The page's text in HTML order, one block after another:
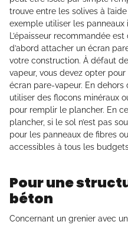
trouve entre les solives à
exemple utiliser les panneaux
L’épaisseur recommandée
d’abord attacher un écran
votre construction. À défaut
vapeur, vous devez opter
écran pare-vapeur. En
utiliser des flocons minéraux
pour remplir le plancher. En
plancher, si le sol n’est pas
pour les panneaux de fibres
accessibles à tous les
Pour une
béton
Concernant un grenier avec